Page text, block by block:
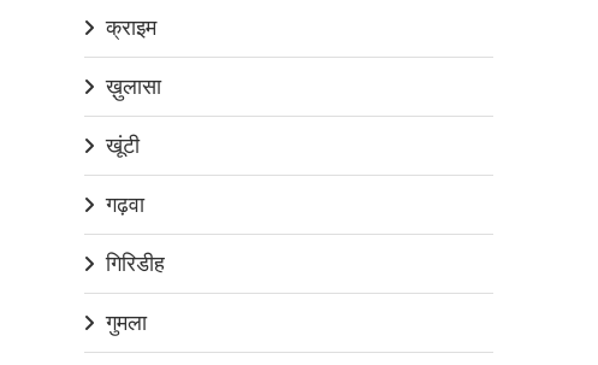
क्राइम
ख़ुलासा
खूंटी
गढ़वा
गिरिडीह
गुमला